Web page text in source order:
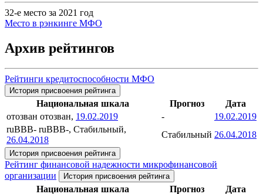
32-е место за 2021 год
Место в рэнкинге МФО
Архив рейтингов
Рейтинги кредитоспособности МФО
История присвоения рейтинга
Национальная шкала Прогноз
Дата
отозван отозван, 19.02.2019 -
19.02.2019
ruBBB- ruBBB-, Стабильный,
26.04.2018
Стабильный 26.04.2018
История присвоения рейтинга
Рейтинг финансовой надежности микрофинансовой
организации
История присвоения рейтинга
Национальная шкала Прогноз Дата